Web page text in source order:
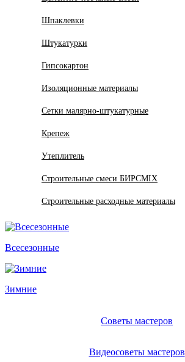
Шпаклевки
Штукатурки
Гипсокартон
Изоляционные материалы
Сетки малярно-штукатурные
Крепеж
Утеплитель
Строительные смеси БИРСMIX
Строительные расходные материалы
Всесезонные
Зимние
Советы мастеров
Видеосоветы мастеров